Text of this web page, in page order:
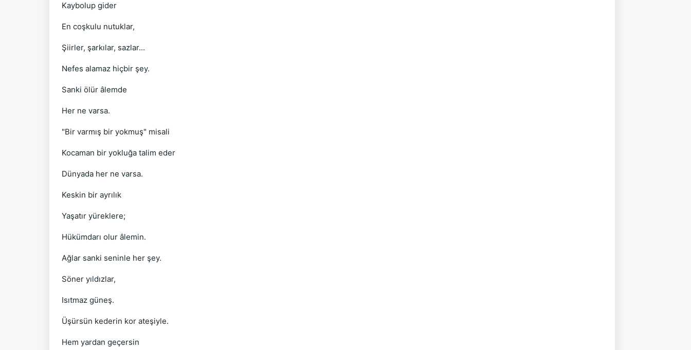
Kaybolup gider
En coşkulu nutuklar,
Şiirler, şarkılar, sazlar...
Nefes alamaz hiçbir şey.
Sanki ölür âlemde
Her ne varsa.
"Bir varmış bir yokmuş" misali
Kocaman bir yokluğa talim eder
Dünyada her ne varsa.
Keskin bir ayrılık
Yaşatır yüreklere;
Hükümdarı olur âlemin.
Ağlar sanki seninle her şey.
Söner yıldızlar,
Isıtmaz güneş.
Üşürsün kederin kor ateşiyle.
Hem yardan geçersin